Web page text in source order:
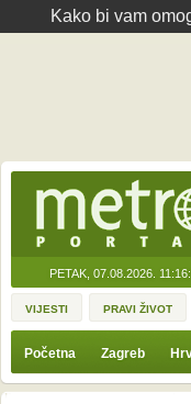
Kako bi vam
PETAK, 07.08.2026.
VIJESTI PRAVI ŽIVOT
Početna Zagreb